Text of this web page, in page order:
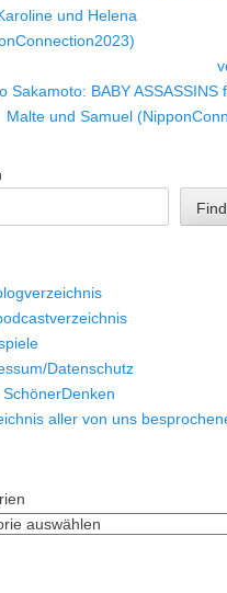
und Helena
Sakamoto: BABY ASSASSINS
Malte und Samuel
Datenschutz
SchönerDenken
aller von uns